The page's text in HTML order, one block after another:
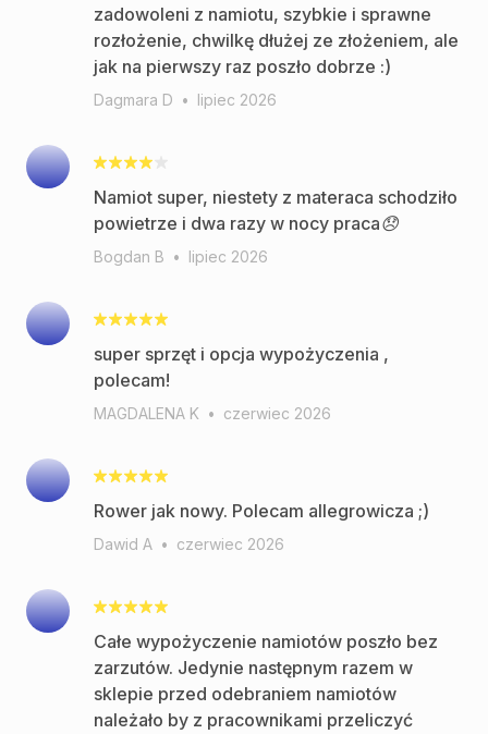
zadowoleni z namiotu, szybkie i sprawne
rozłożenie, chwilkę dłużej ze złożeniem, ale
jak na pierwszy raz poszło dobrze :)
Dagmara D • lipiec 2026
Namiot super, niestety z materaca schodziło
powietrze i dwa razy w nocy praca😞
Bogdan B • lipiec 2026
super sprzęt i opcja wypożyczenia ,
polecam!
MAGDALENA K • czerwiec 2026
Rower jak nowy. Polecam allegrowicza ;)
Dawid A • czerwiec 2026
Całe wypożyczenie namiotów poszło bez
zarzutów. Jedynie następnym razem w
sklepie przed odebraniem namiotów
należało by z pracownikami przeliczyć